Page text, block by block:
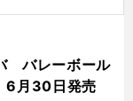
バレーボール
月30日発売